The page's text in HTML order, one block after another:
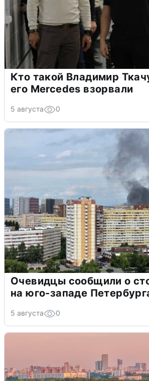
Кто такой Владимир
его Mercedes взорвали
5 августа 0
Очевидцы сообщили о
на юго-западе
5 августа 0